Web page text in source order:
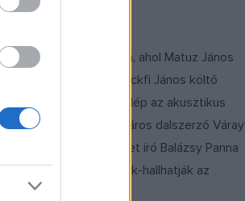
Házában, ahol Matuz János
kerül sor: Lackfi János költő
napokon színpadra lép az akusztikus
az énekes-gitáros dalszerző Váray
ma gyerekkönyveket író Balázsy Panna
előadását láthatják-hallhatják az